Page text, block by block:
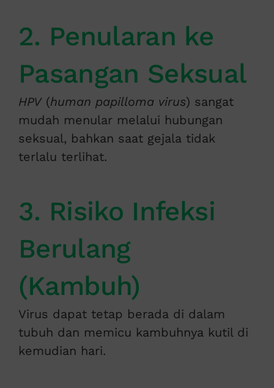
2. Penularan ke
Pasangan Seksual
HPV(human papilloma virus) sangat
mudah menular melalui hubungan
seksual, bahkan saat gejala tidak
terlalu terlihat.
3. Risiko Infeksi
Berulang
(Kambuh)
Virus dapat tetap berada di dalam
tubuh dan memicu kambuhnya kutil di
kemudian hari.